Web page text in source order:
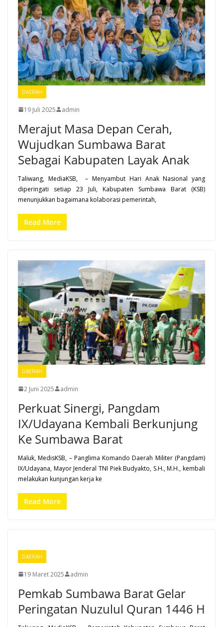
DAERAH
19 Juli 2025 admin
Merajut Masa Depan Cerah,
Wujudkan Sumbawa Barat
Sebagai Kabupaten Layak Anak
Taliwang, MediaKSB, – Menyambut Hari Anak Nasional yang
diperingati setiap 23 Juli, Kabupaten Sumbawa Barat (KSB)
menunjukkan bagaimana kolaborasi pemerintah,
Read More
DAERAH
2 Juni 2025 admin
Perkuat Sinergi, Pangdam
IX/Udayana Kembali Berkunjung
Ke Sumbawa Barat
Maluk, MedisKSB, – Panglima Komando Daerah Militer (Pangdam)
IX/Udayana, Mayor Jenderal TNI Piek Budyakto, S.H., M.H., kembali
melakukan kunjungan kerja ke
Read More
DAERAH
19 Maret 2025 admin
Pemkab Sumbawa Barat Gelar
Peringatan Nuzulul Quran 1446 H